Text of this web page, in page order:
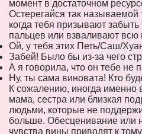
момент в достаточном
Остерегайся так называемой
когда тебя призывают
пальцев или взваливают всю
Ой, у тебя этих Петь/Саш/
Забей! Было бы из-за чего
А я говорила, что он тебе не
Ну, ты сама виновата! Кто
К сожалению, иногда именно
мама, сестра или близкая
людьми, которые не
больше. Обесценивание или
чувства вины приводят к